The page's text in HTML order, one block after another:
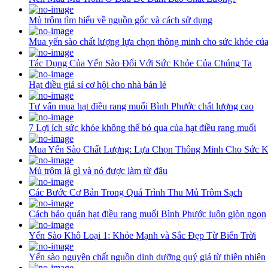
Mủ trôm tìm hiểu về nguồn gốc và cách sử dụng
Mua yến sào chất lượng lựa chọn thông minh cho sức khỏe
Tác Dụng Của Yến Sào Đối Với Sức Khỏe Của Chúng Ta
Hạt điều giá sỉ cơ hội cho nhà bán lẻ
Tư vấn mua hạt điều rang muối Bình Phước chất lượng cao
7 Lợi ích sức khỏe không thể bỏ qua của hạt điều rang muối
Mua Yến Sào Chất Lượng: Lựa Chọn Thông Minh Cho Sức
Mủ trôm là gì và nó được làm từ đâu
Các Bước Cơ Bản Trong Quá Trình Thu Mủ Trôm Sạch
Cách bảo quản hạt điều rang muối Bình Phước luôn giòn ngon
Yến Sào Khô Loại 1: Khỏe Mạnh và Sắc Đẹp Từ Biển Trời
Yến sào nguyên chất nguồn dinh dưỡng quý giá từ thiên nhiên